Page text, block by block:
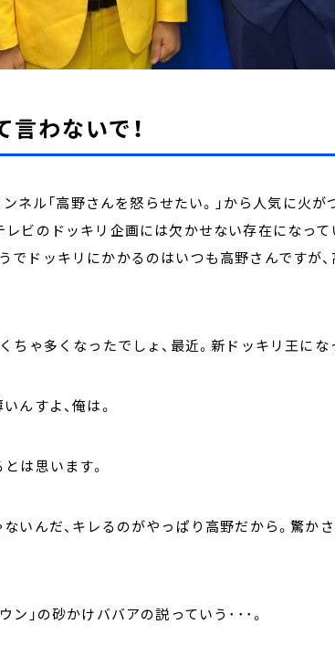
わないで！
ネル「高野さんを怒らせたい。」から人気に火
レビのドッキリ企画には欠かせない存在になっ
でドッキリにかかるのはいつも高野さんですが
ちゃ多くなったでしょ、最近。新ドッキリ王にな
んすよ、俺は。
は思います。
ないんだ、キレるのがやっぱり高野だから。驚か
ン」の砂かけババアの説っていう･･･。